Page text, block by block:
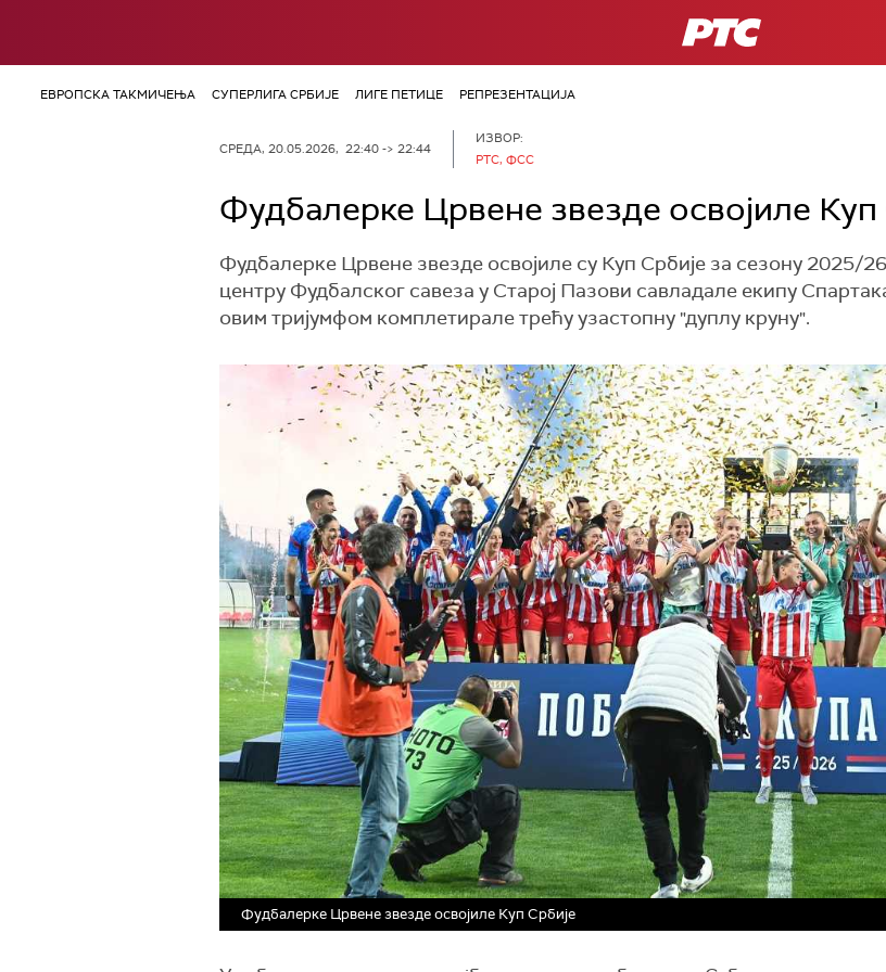
РТС
ЕВРОПСКА ТАКМИЧЕЊА СУПЕРЛИГА СРБИЈЕ ЛИГЕ ПЕТИЦЕ РЕПРЕЗЕНТАЦИЈА
СРЕДА, 20.05.2026, 22:40 -> 22:44
ИЗВОР:
РТС, ФСС
Фудбалерке Црвене звезде освојиле Куп
Фудбалерке Црвене звезде освојиле су Куп Србије за сезону 2025/
центру Фудбалског савеза у Старој Пазови савладале екипу
овим тријумфом комплетирале трећу узастопну "дуплу круну".
Фудбалерке Црвене звезде освојиле Куп Србије